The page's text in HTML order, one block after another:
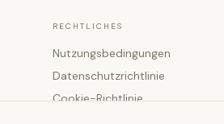
RECHTLICHES
Nutzungsbedingungen
Datenschutzrichtlinie
Cookie-Richtlinie